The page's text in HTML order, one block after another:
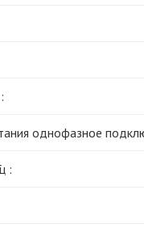
однофазное
: